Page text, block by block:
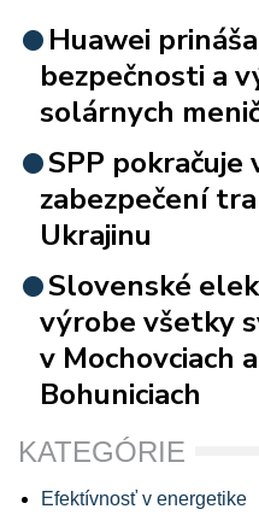
Huawei
bezpečnosti a
solárnych
SPP pokračuje
zabezpečení
Ukrajinu
Slovenské
výrobe všetky
v Mochovciach
Bohuniciach
KATEGÓRIE
Efektívnosť v energetike